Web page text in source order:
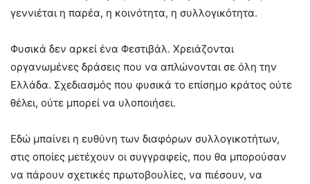
γεννιέται η παρέα, η κοινότητα, η συλλογικότητα.
Φυσικά δεν αρκεί ένα Φεστιβάλ. Χρειάζονται
οργανωμένες δράσεις που να απλώνονται σε όλη την
Ελλάδα. Σχεδιασμός που φυσικά το επίσημο κράτος ούτε
θέλει, ούτε μπορεί να υλοποιήσει.
Εδώ μπαίνει η ευθύνη των διαφόρων συλλογικοτήτων,
στις οποίες μετέχουν οι συγγραφείς, που θα μπορούσαν
να πάρουν σχετικές πρωτοβουλίες, να πιέσουν, να